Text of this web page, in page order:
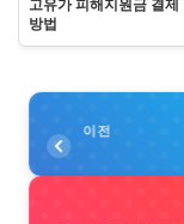
고유가 피해지원금 결제
방법
이전